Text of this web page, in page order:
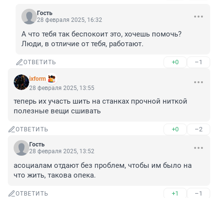
Гость
28 февраля 2025, 16:32
А что тебя так беспокоит это, хочешь помочь?
Люди, в отличие от тебя, работают.
ОТВЕТИТЬ +0 –1
ixform
28 февраля 2025, 13:55
теперь их участь шить на станках прочной ниткой
полезные вещи сшивать
ОТВЕТИТЬ +0 –2
Гость
28 февраля 2025, 13:52
асоциалам отдают без проблем, чтобы им было на
что жить, такова опека.
ОТВЕТИТЬ +1 –1